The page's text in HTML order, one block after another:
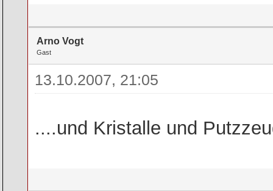
Arno Vogt
Gast
13.10.2007, 21:05
....und Kristalle und